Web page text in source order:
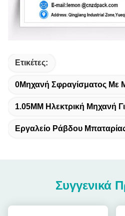
Ετικέτες:
0Μηχανή Σφραγίσματος Με
1.05MM Ηλεκτρική Μηχανή
Εργαλείο Ράβδου
Συγγενικά